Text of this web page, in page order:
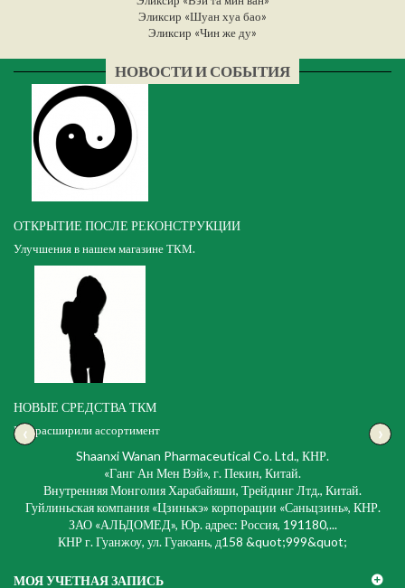
Эликсир «Шуан хуа бао»
Эликсир «Чин же ду»
НОВОСТИ И СОБЫТИЯ
ОТКРЫТИЕ ПОСЛЕ РЕКОНСТРУКЦИИ
Улучшения в нашем магазине ТКМ.
НОВЫЕ СРЕДСТВА ТКМ
Мы расширили ассортимент
‹ ›
Shaanxi Wanan Pharmaceutical Co. Ltd., КНР.
«Ганг Ан Мен Вэй», г. Пекин, Китай.
Внутренняя Монголия Харабайяши, Трейдинг Лтд., Китай.
Гуйлиньская компания «Цзинькэ» корпорации «Саньцзинь», КНР.
ЗАО «АЛЬДОМЕД», Юр. адрес: Россия, 191180,...
КНР г. Гуанжоу, ул. Гуаюань, д158 &quot;999&quot;
МОЯ УЧЕТНАЯ ЗАПИСЬ